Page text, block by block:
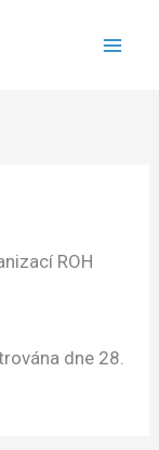
ROH
dne 28.